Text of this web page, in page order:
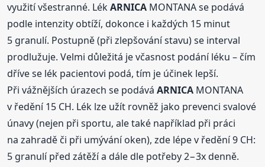
využití všestranné. LékARNICA MONTANA se podává
podle intenzity obtíží, dokonce i každých 15 minut
5 granulí. Postupně (při zlepšování stavu) se interval
prodlužuje. Velmi důležitá je včasnost podání léku – čím
dříve se lék pacientovi podá, tím je účinek lepší.
Při vážnějších úrazech se podáváARNICA MONTANA
v ředění 15 CH. Lék lze užít rovněž jako prevenci svalové
únavy (nejen při sportu, ale také například při práci
na zahradě či při umývání oken), zde lépe v ředění 9 CH:
5 granulí před zátěží a dále dle potřeby 2−3x denně.